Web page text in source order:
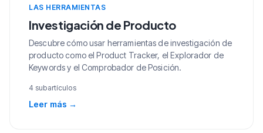
LAS HERRAMIENTAS
Investigación de Producto
Descubre cómo usar herramientas de investigación de
producto como el Product Tracker, el Explorador de
Keywords y el Comprobador de Posición.
4 subartículos
Leer más →